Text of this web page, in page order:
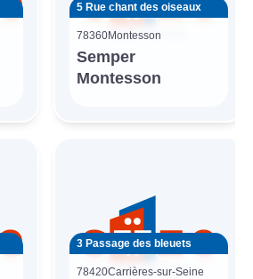
5 Rue chant des oiseaux
78360Montesson
Semper
Montesson
3 Passage des bleuets
78420Carrières-sur-Seine